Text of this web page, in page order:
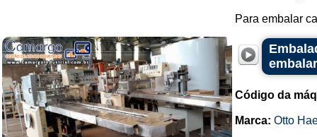
Para embalar
Código da
Marca: Otto